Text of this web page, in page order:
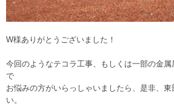
W様ありがとうございました！
今回のようなテコラ工事、もしくは一部の金
で
お悩みの方がいらっしゃいましたら、是非、東
い。